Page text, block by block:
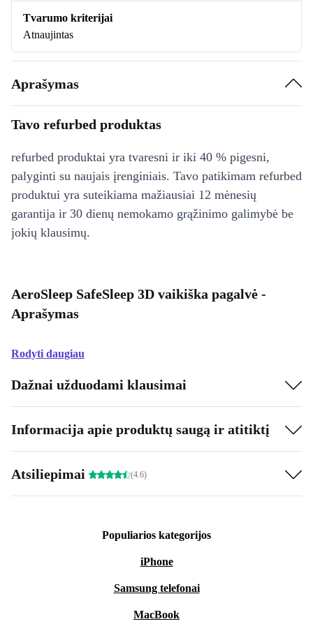
Tvarumo kriterijai
Atnaujintas
Aprašymas
Tavo refurbed produktas
refurbed produktai yra tvaresni ir iki 40 % pigesni,
palyginti su naujais įrenginiais. Tavo patikimam refurbed
produktui yra suteikiama mažiausiai 12 mėnesių
garantija ir 30 dienų nemokamo grąžinimo galimybė be
jokių klausimų.
AeroSleep SafeSleep 3D vaikiška pagalvė -
Aprašymas
Rodyti daugiau
Dažnai užduodami klausimai
Informacija apie produktų saugą ir atitiktį
Atsiliepimai (4.6)
Populiarios kategorijos
iPhone
Samsung telefonai
MacBook